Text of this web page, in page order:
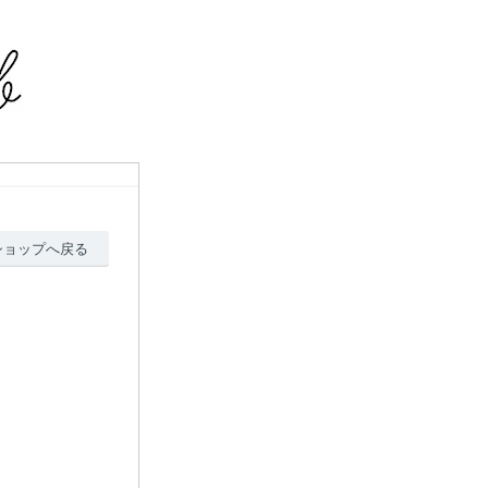
ップへ戻る